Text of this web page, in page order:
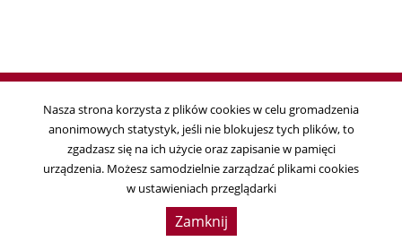
Nasza strona korzysta z plików cookies w celu gromadzenia
anonimowych statystyk, jeśli nie blokujesz tych plików, to
zgadzasz się na ich użycie oraz zapisanie w pamięci
urządzenia. Możesz samodzielnie zarządzać plikami cookies
w ustawieniach przeglądarki
Zamknij